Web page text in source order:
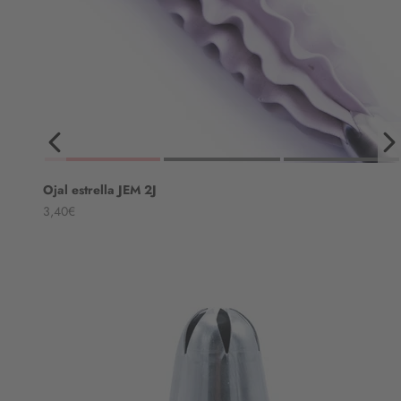
Ojal estrella JEM 2J
Angebot
3,40€